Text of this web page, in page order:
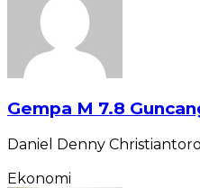
Gempa M 7.8
Daniel Denny Christiantoro
Ekonomi